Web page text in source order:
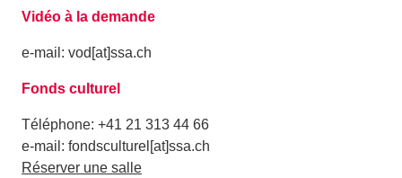
Vidéo à la demande
e-mail: vod[at]ssa.ch
Fonds culturel
Téléphone: +41 21 313 44 66
e-mail: fondsculturel[at]ssa.ch
Réserver une salle